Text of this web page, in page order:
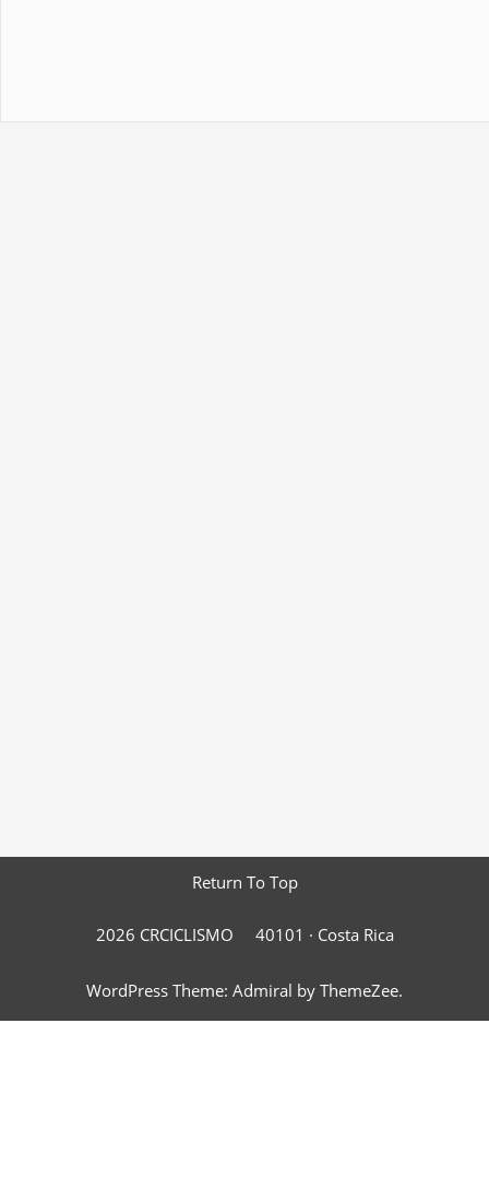
Return To Top
2026 CRCICLISMO 40101 · Costa Rica
WordPress Theme: Admiral by ThemeZee.